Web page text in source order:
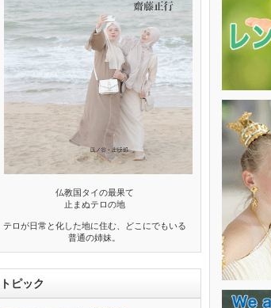
仏教国タイの最果て
止まぬテロの地
テロが日常と化した地に住む、どこにでもいる
普通の姉妹。
トピック